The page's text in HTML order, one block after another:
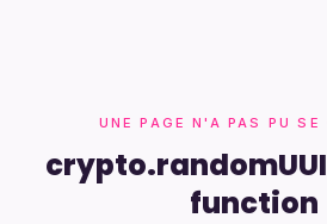
UNE PAGE N'A PAS PU SE
function